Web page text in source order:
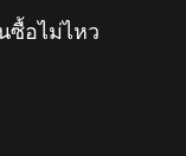
ซื้อไม่ไหว